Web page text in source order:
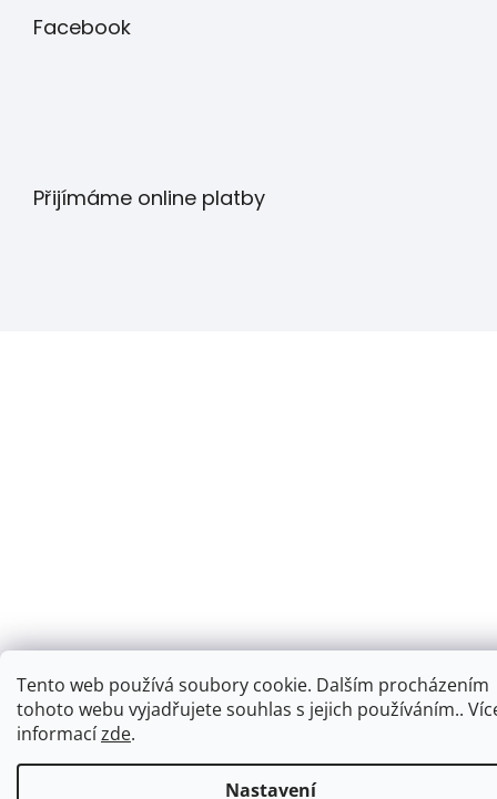
Tento web používá soubory cookie. Dalším procházením
tohoto webu vyjadřujete souhlas s jejich používáním..
informacízde.
Nastavení
Facebook
Přijímáme online platby